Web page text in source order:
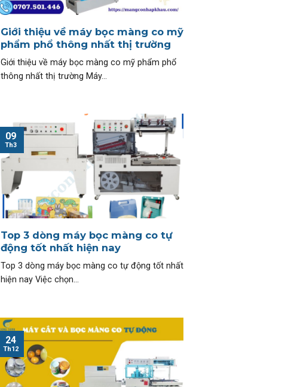
Giới thiệu về máy bọc màng co mỹ
phẩm phổ thông nhất thị trường
Giới thiệu về máy bọc màng co mỹ phẩm phổ
thông nhất thị trường Máy...
Top 3 dòng máy bọc màng co tự
động tốt nhất hiện nay
Top 3 dòng máy bọc màng co tự động tốt nhất
hiện nay Việc chọn...
09
Th3
24
Th12